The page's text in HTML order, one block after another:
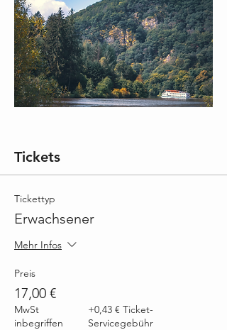
Tickets
Tickettyp
Erwachsener
Mehr Infos
Preis
17,00 €
MwSt
inbegriffen
+0,43 € Ticket-
Servicegebühr